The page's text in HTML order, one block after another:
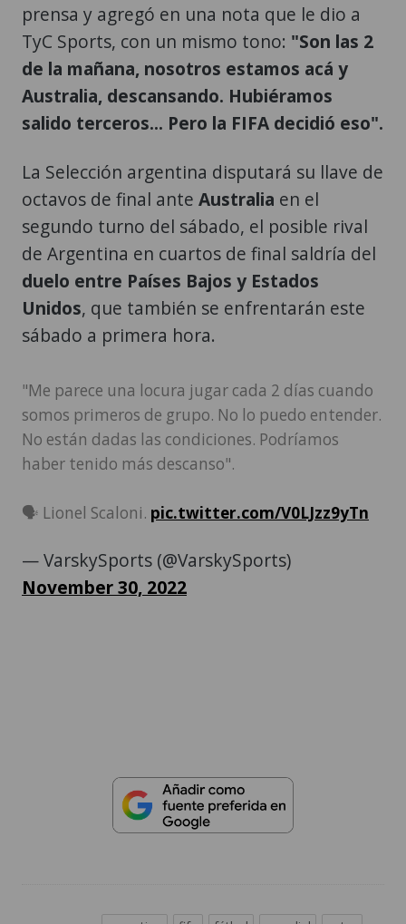
prensa y agregó en una nota que le dio a
TyC Sports, con un mismo tono: "Son las 2
de la mañana, nosotros estamos acá y
Australia, descansando. Hubiéramos
salido terceros... Pero la FIFA decidió eso".
La Selección argentina disputará su llave de
octavos de final ante Australia en el
segundo turno del sábado, el posible rival
de Argentina en cuartos de final saldría del
duelo entre Países Bajos y Estados
Unidos, que también se enfrentarán este
sábado a primera hora.
"Me parece una locura jugar cada 2 días cuando
somos primeros de grupo. No lo puedo entender.
No están dadas las condiciones. Podríamos
haber tenido más descanso".
🗣️ Lionel Scaloni. pic.twitter.com/V0LJzz9yTn
— VarskySports (@VarskySports)
November 30, 2022